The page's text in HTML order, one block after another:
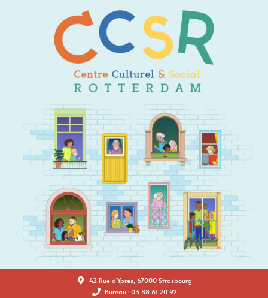
42 Rue d'Ypres, 67000 Strasbourg
Bureau : 03 88 61 20 92